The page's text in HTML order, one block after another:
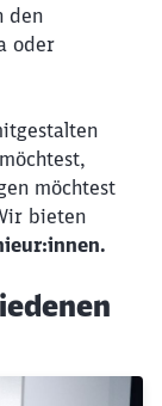
den
oder
möchtest
bieten